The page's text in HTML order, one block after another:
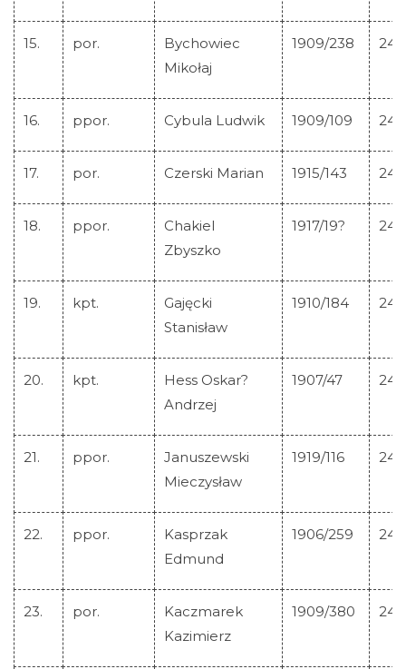
Kontakt
15. por.
Bychowiec
Mikołaj
1909/238
16. ppor. Cybula Ludwik 1909/109
17. por. Czerski Marian 1915/143
18. ppor.
Chakiel
Zbyszko
1917/19?
19. kpt.
Gajęcki
Stanisław
1910/184
20. kpt.
Hess Oskar?
Andrzej
1907/47
21. ppor.
Januszewski
Mieczysław
1919/116
22. ppor.
Kasprzak
Edmund
1906/259
23. por.
Kaczmarek
Kazimierz
1909/380